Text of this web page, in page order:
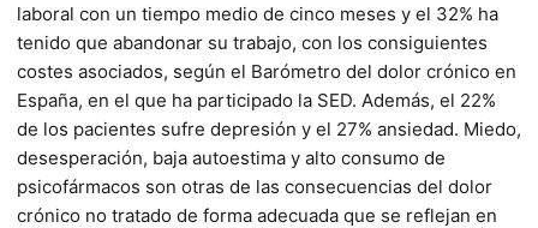
laboral con un tiempo medio de cinco meses y el 32% ha
tenido que abandonar su trabajo, con los consiguientes
costes asociados, según el Barómetro del dolor crónico en
España, en el que ha participado la SED. Además, el 22%
de los pacientes sufre depresión y el 27% ansiedad. Miedo,
desesperación, baja autoestima y alto consumo de
psicofármacos son otras de las consecuencias del dolor
crónico no tratado de forma adecuada que se reflejan en